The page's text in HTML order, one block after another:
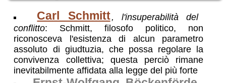
Carl Schmitt, l'insuperabilità del
conflitto: Schmitt, filosofo politico, non
riconosceva l'esistenza di alcun parametro
assoluto di giudtuzia, che possa regolare la
convivenza collettiva; questa perciò rimane
inevitabilmente affidata alla legge del più forte